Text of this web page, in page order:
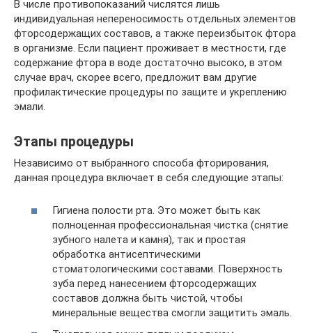
В числе противопоказаний числятся лишь
индивидуальная непереносимость отдельных элементов
фторсодержащих составов, а также переизбыток фтора
в организме. Если пациент проживает в местности, где
содержание фтора в воде достаточно высоко, в этом
случае врач, скорее всего, предложит вам другие
профилактические процедуры по защите и укреплению
эмали.
Этапы процедуры
Независимо от выбранного способа фторирования,
данная процедура включает в себя следующие этапы:
Гигиена полости рта. Это может быть как
полноценная профессиональная чистка (снятие
зубного налета и камня), так и простая
обработка антисептическими
стоматологическими составами. Поверхность
зуба перед нанесением фторсодержащих
составов должна быть чистой, чтобы
минеральные вещества смогли защитить эмаль.